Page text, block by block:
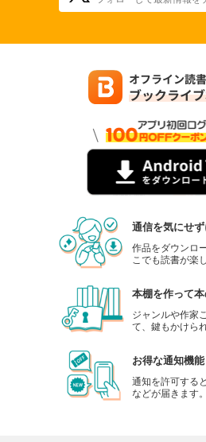
通信を気にせ
作品をダウンロ
こでも読書が楽
本棚を作って
ジャンルや作家
て、鍵もかけら
お得な通知機能
通知を許可する
などが届きます。